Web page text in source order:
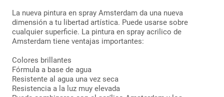
La nueva pintura en spray Amsterdam da una nueva
dimensión a tu libertad artística. Puede usarse sobre
cualquier superficie. La pintura en spray acrilico de
Amsterdam tiene ventajas importantes:
Colores brillantes
Fórmula a base de agua
Resistente al agua una vez seca
Resistencia a la luz muy elevada